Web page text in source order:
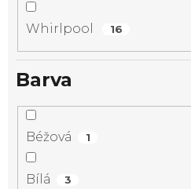
Whirlpool 16
Barva
Béžová 1
Bílá 3